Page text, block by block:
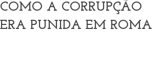
COMO A CORRUPÇÃO
ERA PUNIDA EM ROMA